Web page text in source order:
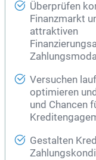
Überprüfen
Finanzmarkt
attraktiven
Versuchen
optimieren
und Chancen
Gestalten